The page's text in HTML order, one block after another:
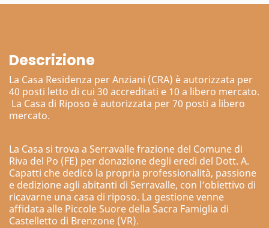
Descrizione
La Casa Residenza per Anziani (CRA) è autorizzata per
40 posti letto di cui 30 accreditati e 10 a libero mercato.
La Casa di Riposo è autorizzata per 70 posti a libero
mercato.
La Casa si trova a Serravalle frazione del Comune di
Riva del Po (FE) per donazione degli eredi del Dott. A.
Capatti che dedicò la propria professionalità, passione
e dedizione agli abitanti di Serravalle, con l’obiettivo di
ricavarne una casa di riposo. La gestione venne
affidata alle Piccole Suore della Sacra Famiglia di
Castelletto di Brenzone (VR).